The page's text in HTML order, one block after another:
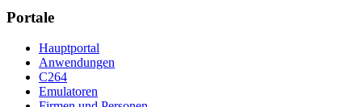
Portale
Hauptportal
Anwendungen
C264
Emulatoren